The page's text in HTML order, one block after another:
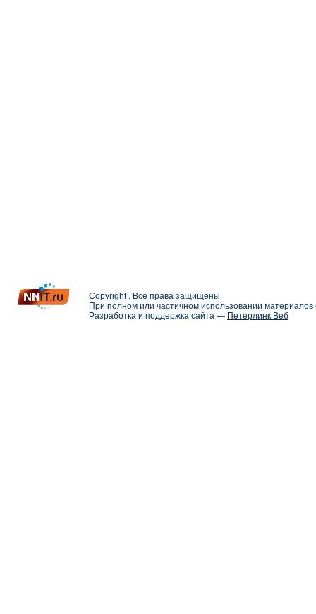
Copyright . Все права защищены
При полном или частичном использовании
Разработка и поддержка сайта — Петерлинк Веб